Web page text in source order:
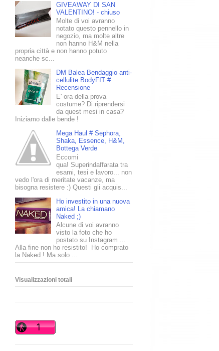
GIVEAWAY DI SAN
VALENTINO! - chiuso
Molte di voi avranno
notato questo pennello in
negozio, ma molte altre
non hanno H&M nella
propria città e non hanno potuto
neanche sc...
DM Balea Bendaggio anti-
cellulite BodyFIT #
Recensione
E' ora della prova
costume? Di riprendersi
da quest mesi in casa?
Iniziamo dalle bende !
Mega Haul # Sephora,
Shaka, Essence, H&M,
Bottega Verde
Eccomi
qua! Superindaffarata tra
esami, tesi e lavoro... non
vedo l'ora di meritate vacanze, ma
bisogna resistere :) Questi gli acquis...
Ho investito in una nuova
amica! La chiamano
Naked ;)
Alcune di voi avranno
visto la foto che ho
postato su Instagram ...
Alla fine non ho resistito! Ho comprato
la Naked ! Ma solo ...
Visualizzazioni totali